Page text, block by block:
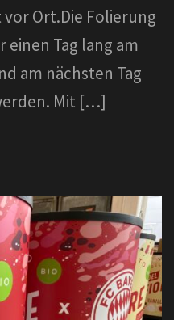
Ort.Die Folierung
Tag lang am
am nächsten Tag
Mit […]